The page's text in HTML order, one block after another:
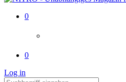
0
0
Log in